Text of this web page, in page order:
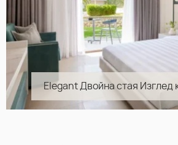
Elegant Двойна стая Изглед